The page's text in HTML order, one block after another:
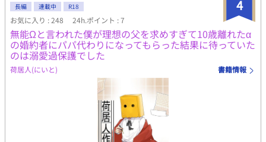
4
長編 連載中 R18
お気に入り : 248 24h.ポイント : 7
無能Ωと言われた僕が理想の父を求めすぎて10歳離れたα
の婚約者にパパ代わりになってもらった結果に待っていた
のは溺愛過保護でした
荷居人(にいと) 書籍情報